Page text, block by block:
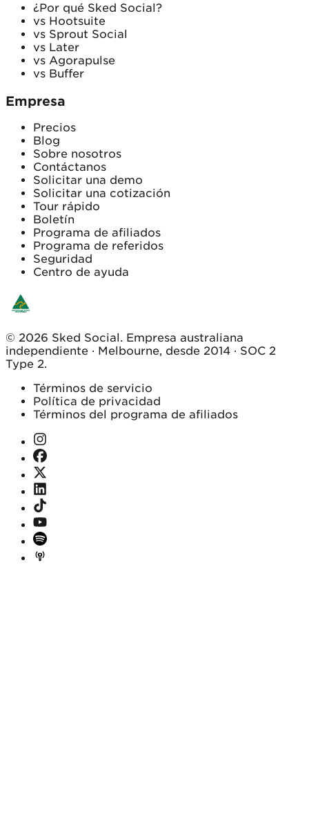
¿Por qué Sked Social?
vs Hootsuite
vs Sprout Social
vs Later
vs Agorapulse
vs Buffer
Empresa
Precios
Blog
Sobre nosotros
Contáctanos
Solicitar una demo
Solicitar una cotización
Tour rápido
Boletín
Programa de afiliados
Programa de referidos
Seguridad
Centro de ayuda
© 2026 Sked Social. Empresa australiana
independiente · Melbourne, desde 2014 · SOC 2
Type 2.
Términos de servicio
Política de privacidad
Términos del programa de afiliados